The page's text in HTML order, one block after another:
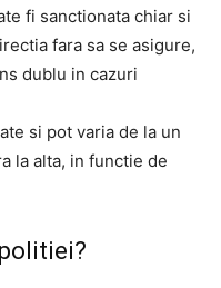
fi sanctionata chiar si
fara sa se asigure,
dublu in cazuri
si pot varia de la un
la alta, in functie de